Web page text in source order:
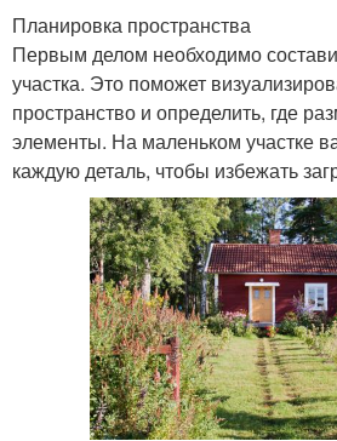
Планировка пространства
Первым делом необходимо
участка. Это поможет
пространство и определить, где
элементы. На маленьком участке
каждую деталь, чтобы избежать